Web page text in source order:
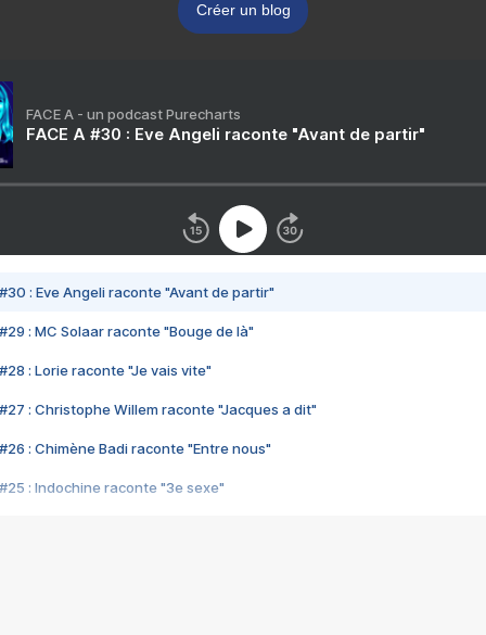
Créer un blog
FACE A - un podcast Purecharts
FACE A #30 : Eve Angeli raconte "Avant de partir"
#30 : Eve Angeli raconte "Avant de partir"
#29 : MC Solaar raconte "Bouge de là"
#28 : Lorie raconte "Je vais vite"
#27 : Christophe Willem raconte "Jacques a dit"
#26 : Chimène Badi raconte "Entre nous"
#25 : Indochine raconte "3e sexe"